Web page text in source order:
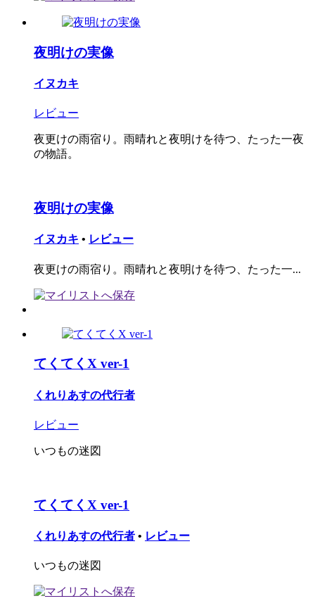
夜明けの実像
イヌカキ
レビュー
夜更けの雨宿り。雨晴れと夜明けを待つ、たった一夜
の物語。
夜明けの実像
イヌカキ • レビュー
夜更けの雨宿り。雨晴れと夜明けを待つ、たった一...
てくてくX ver-1
くれりあすの代行者
レビュー
いつもの迷図
てくてくX ver-1
くれりあすの代行者 • レビュー
いつもの迷図